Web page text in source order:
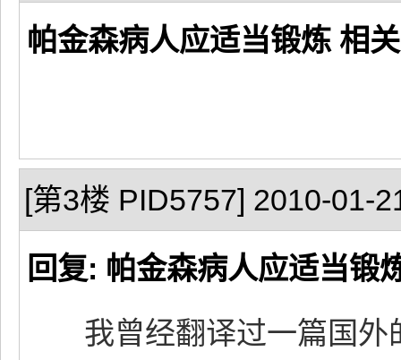
帕金森病人应适当锻炼 相关
[第3楼 PID5757] 2010-01-
回复: 帕金森病人应适当锻
我曾经翻译过一篇国外